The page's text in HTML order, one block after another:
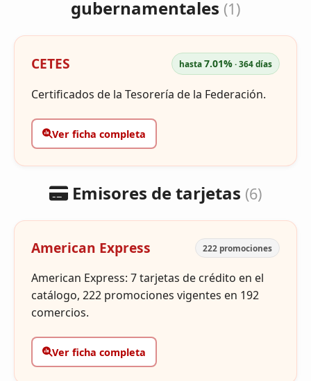
gubernamentales (1)
CETES hasta7.01%· 364 días
Certificados de la Tesorería de la Federación.
Ver ficha completa
Emisores de tarjetas (6)
American Express 222 promociones
American Express: 7 tarjetas de crédito en el
catálogo, 222 promociones vigentes en 192
comercios.
Ver ficha completa